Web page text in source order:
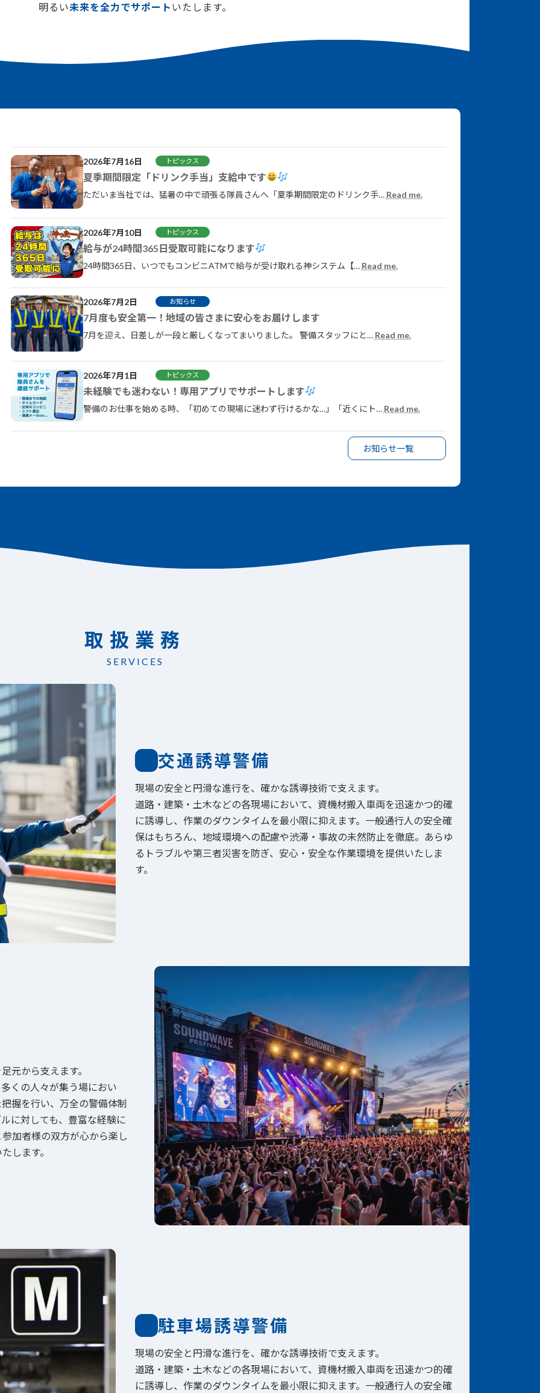
明るい未来を全力でサポート いたします。
2026年7月16日 トピックス
夏季期間限定「ドリンク手当」支給中です
ただいま当社では、猛暑の中で頑張る隊員さんへ「夏季期間限定のドリンク手… Read me.
2026年7月10日 トピックス
給与が24時間365日受取可能になります
24時間365日、いつでもコンビニATMで給与が受け取れる神システム【… Read me.
2026年7月2日 お知らせ
7月度も安全第一！地域の皆さまに安心をお届けします
7月を迎え、日差しが一段と厳しくなってまいりました。 警備スタッフにと… Read me.
2026年7月1日 トピックス
未経験でも迷わない！専用アプリでサポートします
警備のお仕事を始める時、「初めての現場に迷わず行けるかな…」「近くにト… Read me.
お知らせ一覧
取扱業務
SERVICES
交通誘導警備
現場の安全と円滑な進行を、確かな誘導技術で支えます。
道路・建築・土木などの各現場において、資機材搬入車両を迅速かつ的確
に誘導し、作業のダウンタイムを最小限に抑えます。一般通行人の安全確
保はもちろん、地域環境への配慮や渋滞・事故の未然防止を徹底。あらゆ
るトラブルや第三者災害を防ぎ、安心・安全な作業環境を提供いたしま
す。
元から支えます。
くの人々が集う場におい
握を行い、万全の警備体制
に対しても、豊富な経験に
加者様の双方が心から楽し
します。
駐車場誘導警備
現場の安全と円滑な進行を、確かな誘導技術で支えます。
道路・建築・土木などの各現場において、資機材搬入車両を迅速かつ的確
に誘導し、作業のダウンタイムを最小限に抑えます。一般通行人の安全確